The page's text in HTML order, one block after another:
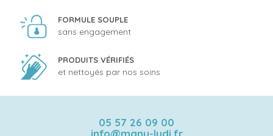
FORMULE SOUPLE
sans engagement
PRODUITS VÉRIFIÉS
et nettoyés par nos soins
05 57 26 09 00
info@manu-ludi.fr